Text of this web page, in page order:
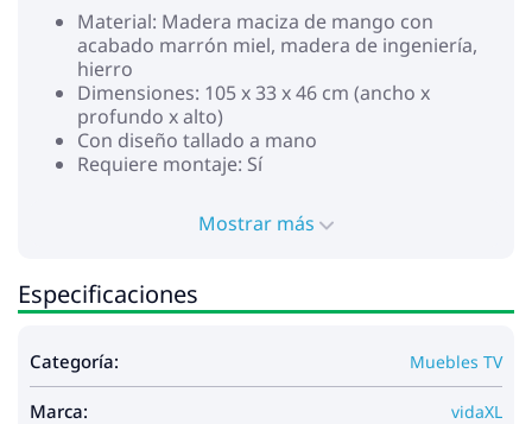
Material: Madera maciza de mango con
acabado marrón miel, madera de ingeniería,
hierro
Dimensiones: 105 x 33 x 46 cm (ancho x
profundo x alto)
Con diseño tallado a mano
Requiere montaje: Sí
Mostrar más
Especificaciones
Categoría: Muebles TV
Marca: vidaXL